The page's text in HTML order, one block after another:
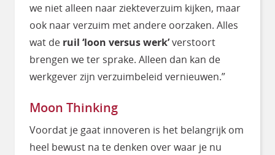
we niet alleen naar ziekteverzuim kijken, maar
ook naar verzuim met andere oorzaken. Alles
wat de ruil ‘loon versus werk’verstoort
brengen we ter sprake. Alleen dan kan de
werkgever zijn verzuimbeleid vernieuwen.”
Moon Thinking
Voordat je gaat innoveren is het belangrijk om
heel bewust na te denken over waar je nu